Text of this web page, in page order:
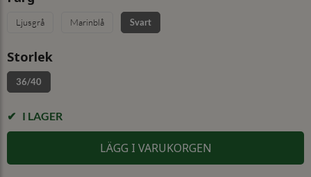
Ljusgrå Marinblå Svart
Storlek
36/40
I LAGER
LÄGG I VARUKORGEN